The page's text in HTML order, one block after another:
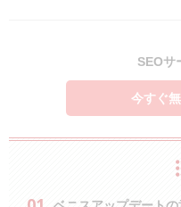
SEOサ
今すぐ